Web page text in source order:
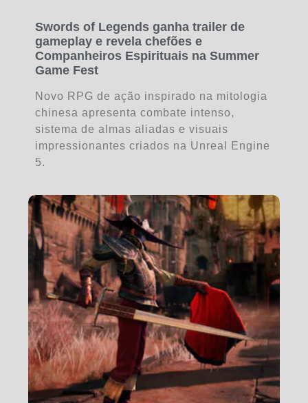
Swords of Legends ganha trailer de
gameplay e revela chefões e
Companheiros Espirituais na Summer
Game Fest
Novo RPG de ação inspirado na mitologia
chinesa apresenta combate intenso,
sistema de almas aliadas e visuais
impressionantes criados na Unreal Engine
5.